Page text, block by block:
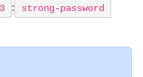
: strong-password